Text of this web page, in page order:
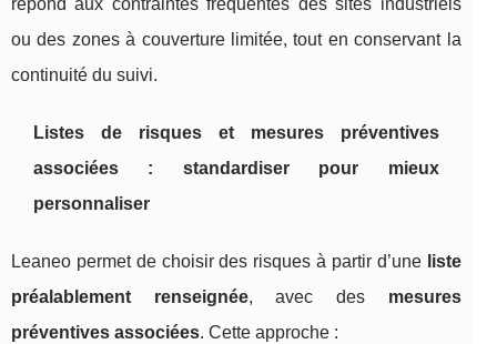
ou des zones à couverture limitée, tout en conservant la
continuité du suivi.
Listes de risques et mesures préventives
associées : standardiser pour mieux
personnaliser
Leaneo permet de choisir des risques à partir d’une liste
préalablement renseignée, avec des mesures
préventives associées. Cette approche :